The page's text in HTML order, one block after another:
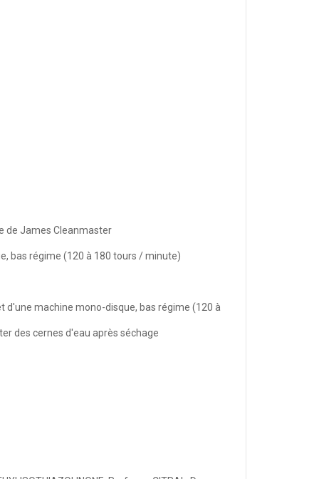
de James Cleanmaster
bas régime (120 à 180 tours / minute)
machine mono-disque, bas régime (120 à
des cernes d'eau après séchage